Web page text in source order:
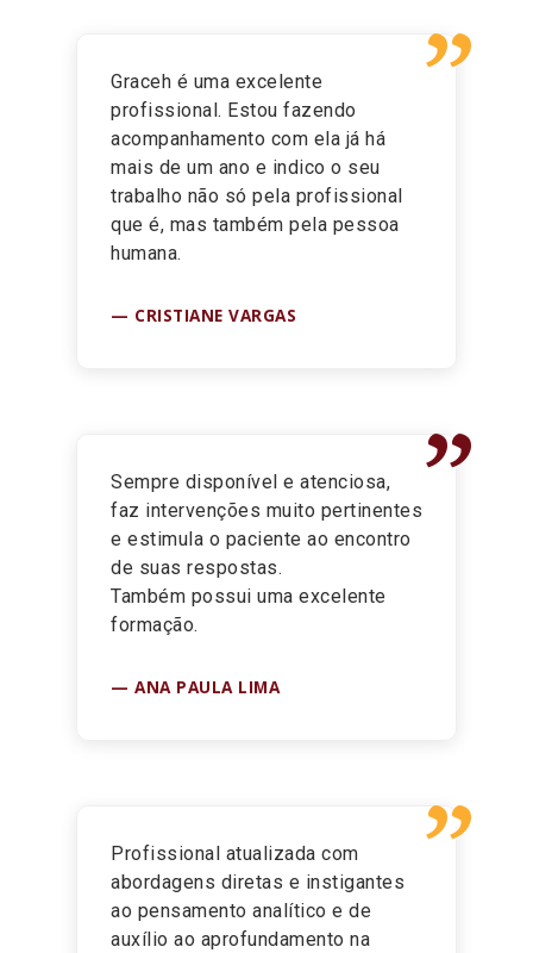
”
Graceh é uma excelente
profissional. Estou fazendo
acompanhamento com ela já há
mais de um ano e indico o seu
trabalho não só pela profissional
que é, mas também pela pessoa
humana.
CRISTIANE VARGAS
”
Sempre disponível e atenciosa,
faz intervenções muito pertinentes
e estimula o paciente ao encontro
de suas respostas.
Também possui uma excelente
formação.
ANA PAULA LIMA
”
Profissional atualizada com
abordagens diretas e instigantes
ao pensamento analítico e de
auxílio ao aprofundamento na